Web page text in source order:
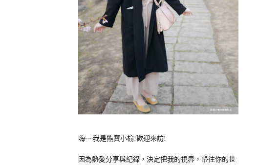
嗨~~我是熊寶小榆!歡迎來訪!
因為熱愛分享與紀錄，決定把我的視界，帶往你的世